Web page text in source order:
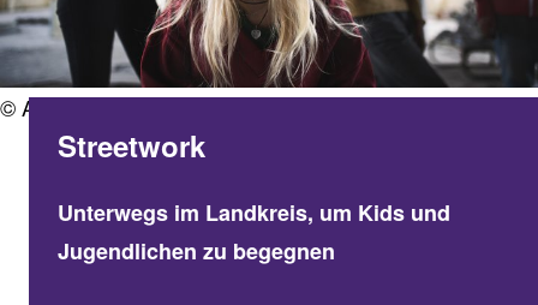
© AdobeStock
Streetwork
Unterwegs im Landkreis, um Kids und
Jugendlichen zu begegnen